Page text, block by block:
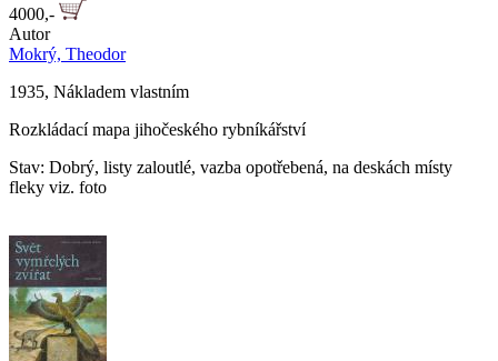
4000,-
Autor
Mokrý, Theodor
1935, Nákladem vlastním
Rozkládací mapa jihočeského rybníkářství
Stav: Dobrý, listy zaloutlé, vazba opotřebená, na deskách místy
fleky viz. foto